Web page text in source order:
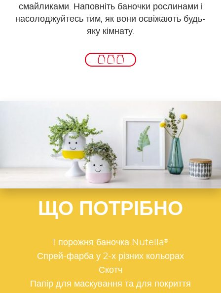
смайликами. Наповніть баночки рослинами і
насолоджуйтесь тим, як вони освіжають будь-
яку кімнату.
ЩО ПОТРІБНО
1 порожня баночка Nutella®
Спрей-фарба у 2-х різних кольорах
Скотч
Папір для маскування та для покриття